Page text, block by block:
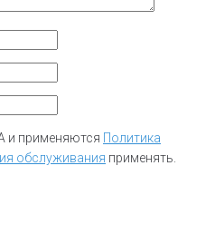
и применяются Политика
обслуживания применять.